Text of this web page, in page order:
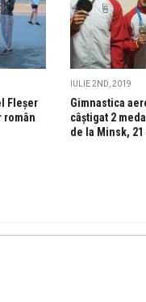
Fleșer
român
IULIE 2ND, 2019
Gimnastica
câștigat 2
de la Minsk,